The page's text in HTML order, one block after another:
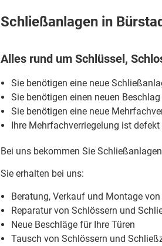
Schließanlagen in
Alles rund um Schlüssel,
Sie benötigen eine neue
Sie benötigen einen neuen
Sie benötigen eine neue
Ihre Mehrfachverriegelung ist
Bei uns bekommen Sie
Sie erhalten bei uns:
Beratung, Verkauf und Montage
Reparatur von Schlössern und
Neue Beschläge für Ihre Türen
Tausch von Schlössern und